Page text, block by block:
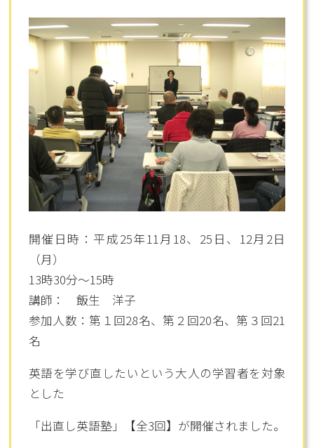
開催日時：平成25年11月18、25日、12月2日
（月）
13時30分～15時
講師： 飯生 洋子
参加人数：第１回28名、第２回20名、第３回21
名
英語を学び直したいという大人の学習者を対象
とした
「出直し英語塾」【全3回】が開催されました。